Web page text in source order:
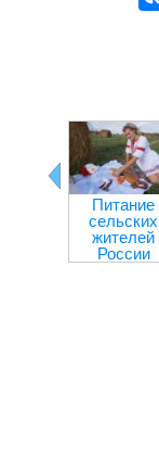
Питание
сельских
жителей
России